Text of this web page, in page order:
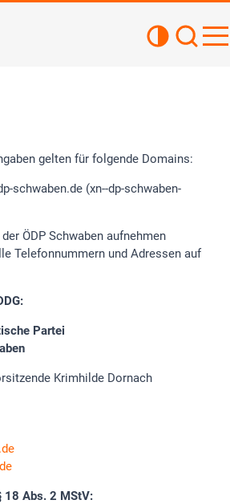
gelten für folgende Domains:
schwaben.de (xn--dp-schwaben-
ÖDP Schwaben aufnehmen
Telefonnummern und Adressen auf
Partei
Krimhilde Dornach
18 Abs. 2 MStV: